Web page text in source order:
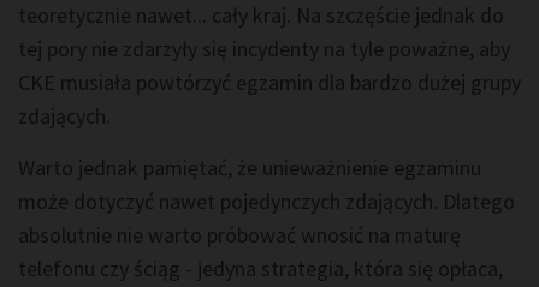
teoretycznie nawet... cały kraj. Na szczęście jednak do
tej pory nie zdarzyły się incydenty na tyle poważne, aby
CKE musiała powtórzyć egzamin dla bardzo dużej grupy
zdających.
Warto jednak pamiętać, że unieważnienie egzaminu
może dotyczyć nawet pojedynczych zdających. Dlatego
absolutnie nie warto próbować wnosić na maturę
telefonu czy ściąg - jedyna strategia, która się opłaca,